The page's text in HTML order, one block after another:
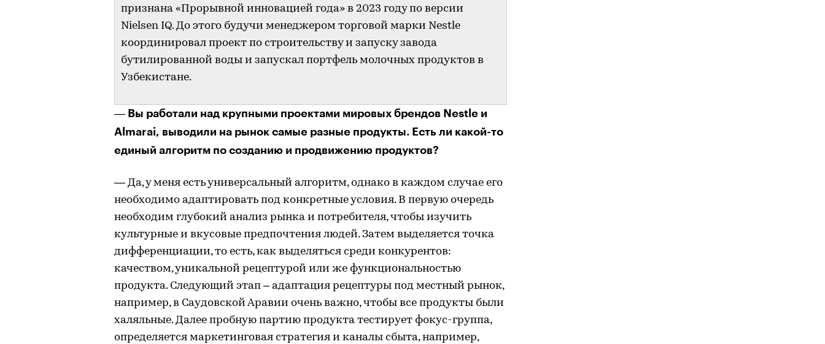
признана «Прорывной инновацией года» в 2023 году по версии
Nielsen IQ. До этого будучи менеджером торговой марки Nestle
координировал проект по строительству и запуску завода
бутилированной воды и запускал портфель молочных продуктов в
Узбекистане.
— Вы работали над крупными проектами мировых брендов Nestle и
Almarai, выводили на рынок самые разные продукты. Есть ли какой-то
единый алгоритм по созданию и продвижению продуктов?
— Да, у меня есть универсальный алгоритм, однако в каждом случае его
необходимо адаптировать под конкретные условия. В первую очередь
необходим глубокий анализ рынка и потребителя, чтобы изучить
культурные и вкусовые предпочтения людей. Затем выделяется точка
дифференциации, то есть, как выделяться среди конкурентов:
качеством, уникальной рецептурой или же функциональностью
продукта. Следующий этап – адаптация рецептуры под местный рынок,
например, в Саудовской Аравии очень важно, чтобы все продукты были
халяльные. Далее пробную партию продукта тестирует фокус-группа,
определяется маркетинговая стратегия и каналы сбыта, например,